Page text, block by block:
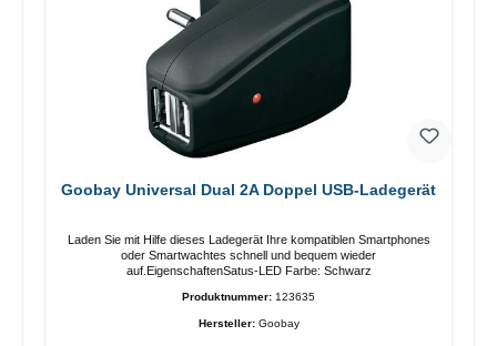
Goobay Universal Dual 2A Doppel USB-Ladegerät
Laden Sie mit Hilfe dieses Ladegerät Ihre kompatiblen Smartphones
oder Smartwachtes schnell und bequem wieder
auf.EigenschaftenSatus-LED Farbe: Schwarz
Produktnummer: 123635
Hersteller: Goobay